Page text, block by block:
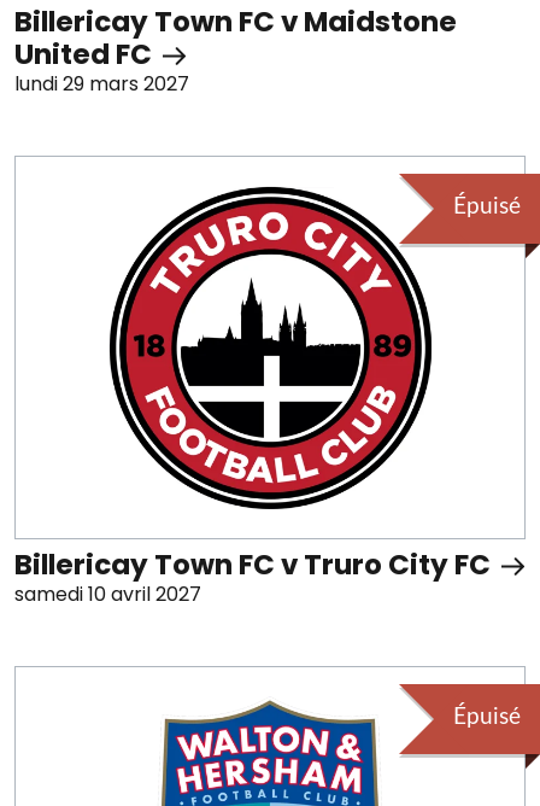
Billericay Town FC v Maidstone
United FC
lundi 29 mars 2027
Épuisé
Billericay Town FC v Truro City FC
samedi 10 avril 2027
Épuisé